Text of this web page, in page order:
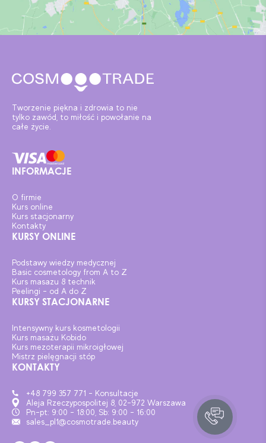
Tworzenie piękna i zdrowia to nie
tylko zawód, to miłość i powołanie na
całe życie.
INFORMACJE
O firmie
Kurs online
Kurs stacjonarny
Kontakty
KURSY ONLINE
Podstawy wiedzy medycznej
Basic cosmetology from A to Z
Kurs masazu 8 technik
Peelingi – od A do Z
KURSY STACJONARNE
Intensywny kurs kosmetologii
Kurs masażu Kobido
Kurs mezoterapii mikroigłowej
Mistrz pielęgnacji stóp
KONTAKTY
+48 799 357 771 - Konsultacje
Aleja Rzeczypospolitej 8, 02-972 Warszawa
Pn-pt: 9:00 - 18:00, Sb: 9:00 - 16:00
sales_pl1@cosmotrade.beauty